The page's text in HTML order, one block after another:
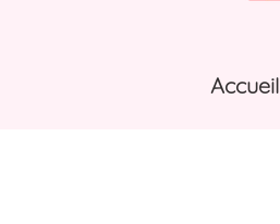
Accueil